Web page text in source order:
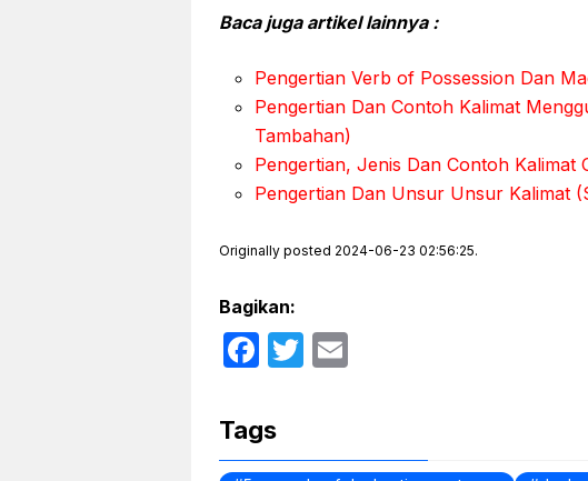
Baca juga artikel lainnya :
Pengertian Verb of Possession Dan
Pengertian Dan Contoh Kalimat
Tambahan)
Pengertian, Jenis Dan Contoh Kalimat
Pengertian Dan Unsur Unsur Kalimat
Originally posted 2024-06-23 02:56:25.
Bagikan:
F
c
e
T
er
Tags